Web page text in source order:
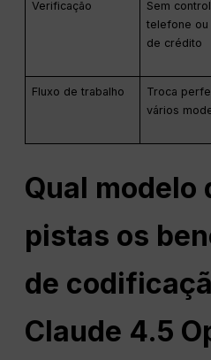
Verificação
Sem
telefone ou
de crédito
Fluxo de trabalho
Troca
vários
Qual modelo
pistas os
de
Claude 4.5